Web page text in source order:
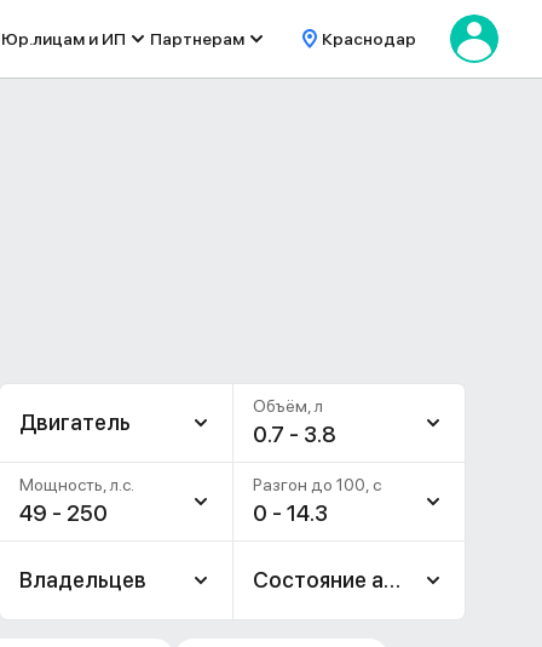
Юр.лицам и ИП Партнерам Краснодар
Двигатель 0.7 - 3.8
Объём, л
49 - 250
Мощность, л.с.
0 - 14.3
Разгон до 100, c
Владельцев Состояние авто